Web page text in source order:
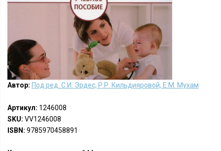
Автор: Под ред. С.И. Эрдес, Р.Р. Кильдияровой, Е.М. Мухам
Артикул: 1246008
SKU: VV1246008
ISBN: 9785970458891